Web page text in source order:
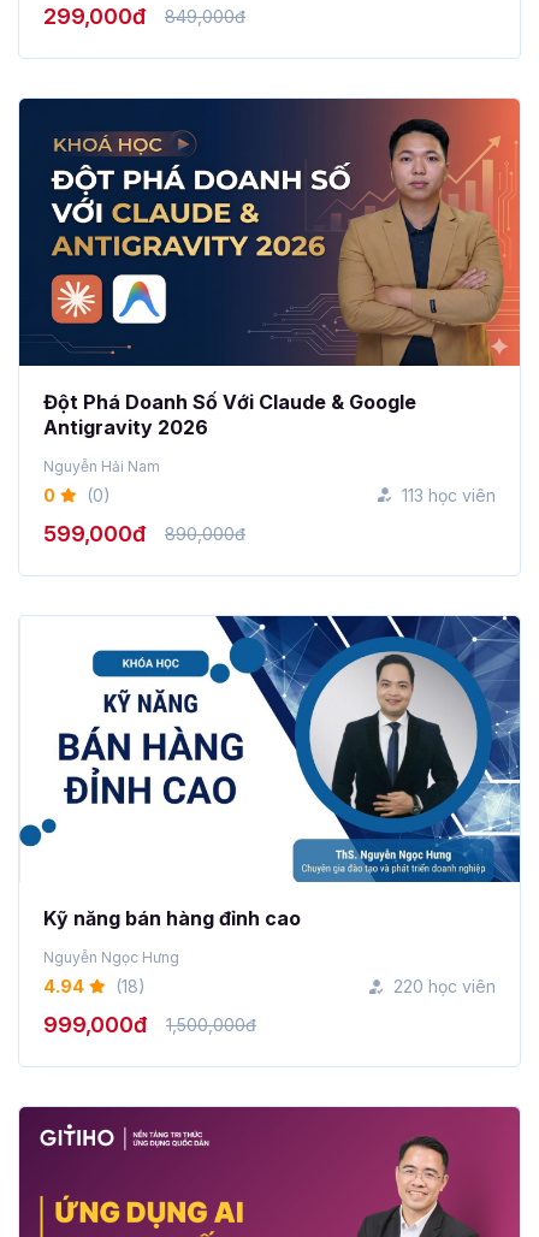
299,000đ 849,000đ
Đột Phá Doanh Số Với Claude & Google
Antigravity 2026
Nguyễn Hải Nam
0 (0) 113 học viên
599,000đ 890,000đ
Kỹ năng bán hàng đỉnh cao
Nguyễn Ngọc Hưng
4.94 (18) 220 học viên
999,000đ 1,500,000đ